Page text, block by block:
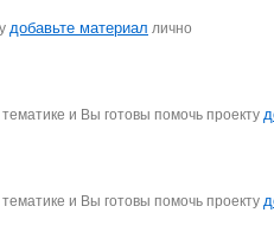
добавьте материал лично
и Вы готовы помочь проекту
и Вы готовы помочь проекту